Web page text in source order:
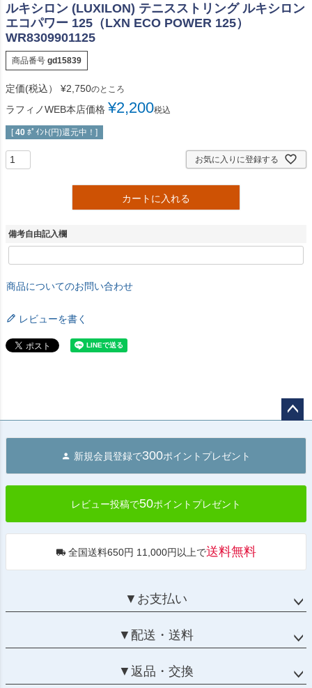
ルキシロン (LUXILON) テニスストリング ルキシロン
エコパワー 125（LXN ECO POWER 125）
WR8309901125
商品番号 gd15839
定価(税込） ¥2,750のところ
ラフィノWEB本店価格 ¥2,200税込
[ 40 ﾎﾟｲﾝﾄ(円)還元中！]
お気に入りに登録する
カートに入れる
備考自由記入欄
商品についてのお問い合わせ
レビューを書く
へ
新規会員登録で300ポイントプレゼント
レビュー投稿で50ポイントプレゼント
全国送料650円 11,000円以上で送料無料
▼お支払い
▼配送・送料
▼返品・交換